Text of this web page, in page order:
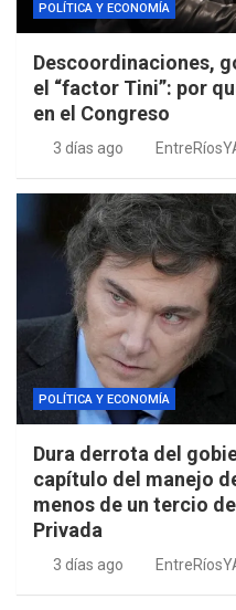
POLÍTICA Y ECONOMÍA
Descoordinaciones,
el “factor Tini”: por
en el Congreso
3 días ago
POLÍTICA Y ECONOMÍA
Dura derrota del
capítulo del manejo
menos de un tercio
Privada
3 días ago